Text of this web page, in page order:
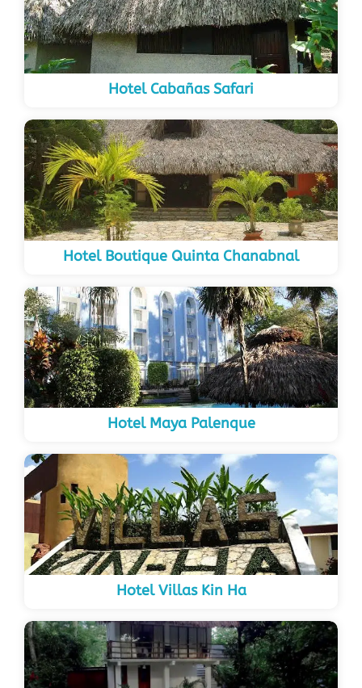
Hotel Cabañas Safari
Hotel Boutique Quinta Chanabnal
Hotel Maya Palenque
Hotel Villas Kin Ha